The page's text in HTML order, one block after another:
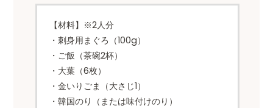
【材料】※2人分
・刺身用まぐろ（100g）
・ご飯（茶碗2杯）
・大葉（6枚）
・金いりごま（大さじ1）
・韓国のり（または味付けのり）